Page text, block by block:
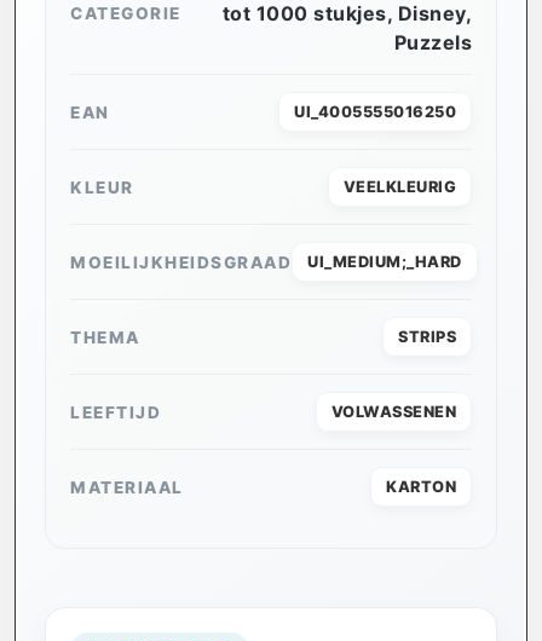
CATEGORIE
tot 1000 stukjes, Disney,
Puzzels
EAN UI_4005555016250
KLEUR VEELKLEURIG
MOEILIJKHEIDSGRAAD UI_MEDIUM;_HARD
THEMA STRIPS
LEEFTIJD VOLWASSENEN
MATERIAAL KARTON